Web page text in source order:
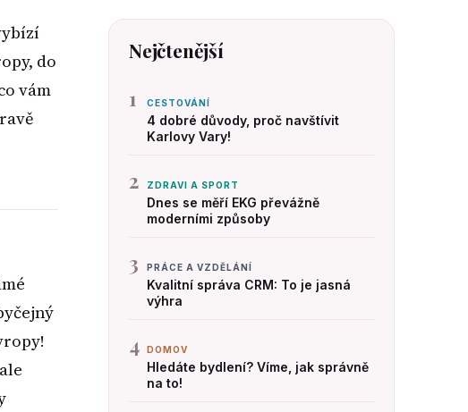
do
vám
Nejčtenější
1 CESTOVÁNÍ
4 dobré důvody, proč navštívit
Karlovy Vary!
2 ZDRAVI A SPORT
Dnes se měří EKG převážně
moderními způsoby
3 PRÁCE A VZDĚLÁNÍ
Kvalitní správa CRM: To je jasná
výhra
4 DOMOV
Hledáte bydlení? Víme, jak správně
na to!